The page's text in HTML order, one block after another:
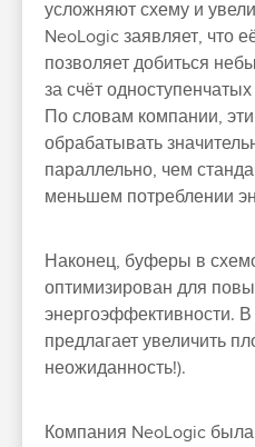
усложняют схему и
NeoLogic заявляет, что
позволяет добиться
за счёт
По словам компании,
обрабатывать
параллельно, чем
меньшем потреблении
Наконец, буферы в
оптимизирован для
энергоэффективности.
предлагает увеличить
неожиданность!).
Компания NeoLogic